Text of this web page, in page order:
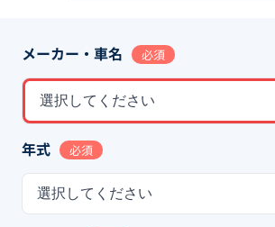
メーカー・車名 必須
選択してください
年式 必須
選択してください